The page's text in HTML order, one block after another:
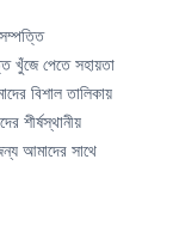
সম্পত্তি
খুঁজে পেতে সহায়তা
বিশাল তালিকায়
শীর্ষস্থানীয়
আমাদের সাথে